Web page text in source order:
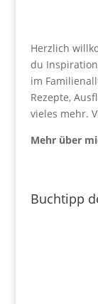
Herzlich
du
im
Rezepte,
vieles mehr.
Mehr über
Buchtipp